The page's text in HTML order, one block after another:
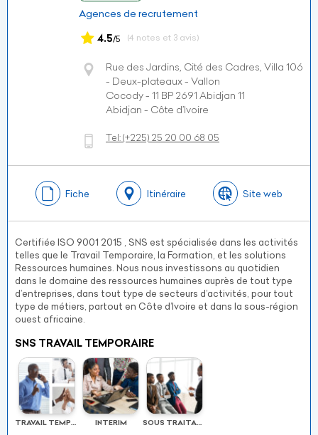
Agences de recrutement
4.5/5 (4 notes et 3 avis)
Rue des Jardins, Cité des Cadres, Villa 106
- Deux-plateaux - Vallon
Cocody - 11 BP 2691 Abidjan 11
Abidjan - Côte d’Ivoire
Tel:(+225) 25 20 00 68 05
Fiche Itinéraire Site web
Certifiée ISO 9001 2015 , SNS est spécialisée dans les activités
telles que le Travail Temporaire, la Formation, et les solutions
Ressources humaines. Nous nous investissons au quotidien
dans le domaine des ressources humaines auprès de tout type
d’entreprises, dans tout type de secteurs d’activités, pour tout
type de métiers, partout en Côte d’Ivoire et dans la sous-région
ouest africaine.
SNS TRAVAIL TEMPORAIRE
TRAVAIL TEMPORAIRE INTERIM SOUS TRAITANCE